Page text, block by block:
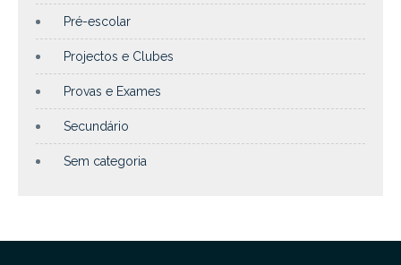
Pré-escolar
Projectos e Clubes
Provas e Exames
Secundário
Sem categoria